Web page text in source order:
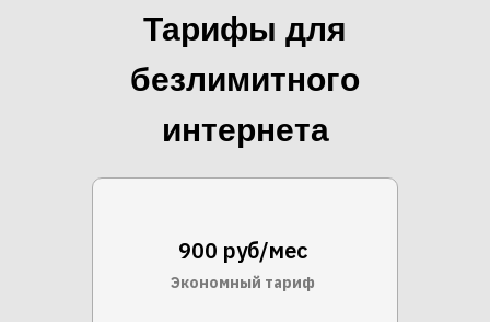
Тарифы для
безлимитного
интернета
900 руб/мес
Экономный тариф